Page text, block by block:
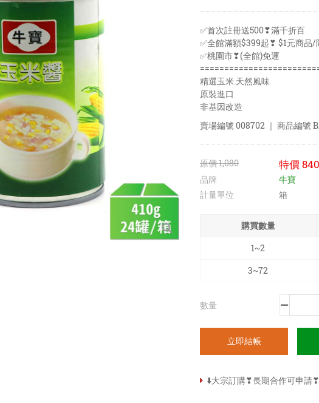
✅首次註冊送500❣滿千折百
✅全館滿額$399起❣ $1元商品/
✅桃園市❣(全館)免運
精選玉米.天然風味
原裝進口
非基因改造
賣場編號008702 ｜ 商品編號
原價1,080 特價840
品牌
牛寶
計量單位
箱
購買數量
1~2
3~72
數量
立即結帳
⬇️大宗訂購❣長期合作可申請